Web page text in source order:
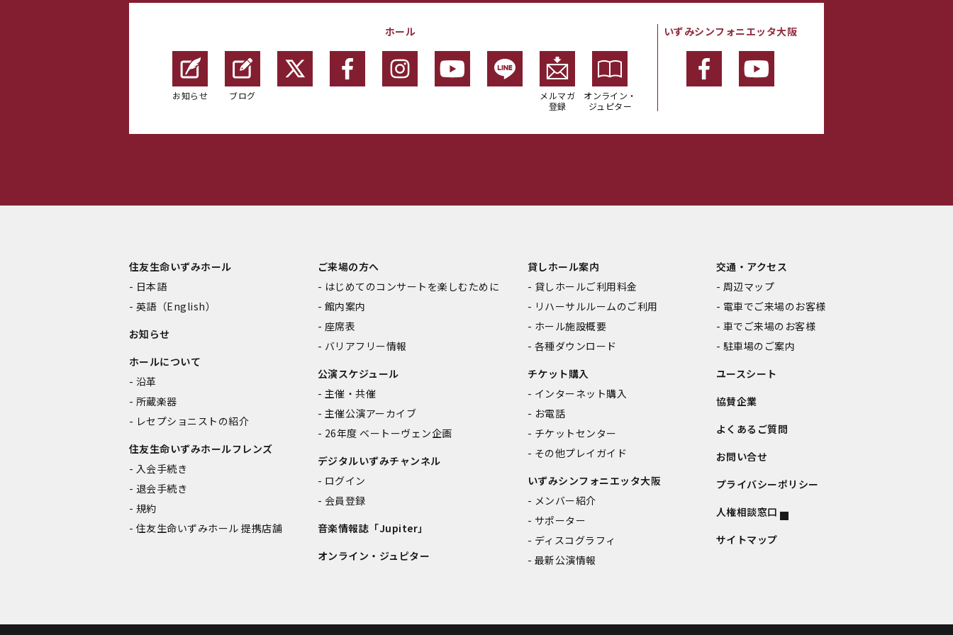
ホール
お知らせ ブログ
メルマガ
登録
オンライン・
ジュピター
いずみシンフォニエッタ大阪
住友生命いずみホール
日本語
英語（English）
お知らせ
ホールについて
沿革
所蔵楽器
レセプショニストの紹介
住友生命いずみホールフレンズ
入会手続き
退会手続き
規約
住友生命いずみホール 提携店舗
ご来場の方へ
はじめてのコンサートを楽しむために
館内案内
座席表
バリアフリー情報
公演スケジュール
主催・共催
主催公演アーカイブ
26年度 ベートーヴェン企画
デジタルいずみチャンネル
ログイン
会員登録
音楽情報誌「Jupiter」
オンライン・ジュピター
貸しホール案内
貸しホールご利用料金
リハーサルルームのご利用
ホール施設概要
各種ダウンロード
チケット購入
インターネット購入
お電話
チケットセンター
その他プレイガイド
いずみシンフォニエッタ大阪
メンバー紹介
サポーター
ディスコグラフィ
最新公演情報
交通・アクセス
周辺マップ
電車でご来場のお客様
車でご来場のお客様
駐車場のご案内
ユースシート
協賛企業
よくあるご質問
お問い合せ
プライバシーポリシー
人権相談窓口
サイトマップ